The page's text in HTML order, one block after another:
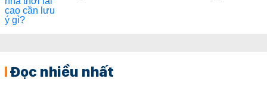
Đọc nhiều nhất